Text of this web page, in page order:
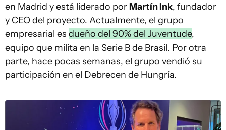
en Madrid y está liderado por Martín Ink, fundador
y CEO del proyecto. Actualmente, el grupo
empresarial es dueño del 90% del Juventude,
equipo que milita en la Serie B de Brasil. Por otra
parte, hace pocas semanas, el grupo vendió su
participación en el Debrecen de Hungría.